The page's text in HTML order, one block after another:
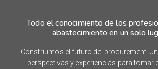
Todo el conocimiento de los
abastecimiento en un solo
Construimos el futuro del procurement.
perspectivas y experiencias para tomar